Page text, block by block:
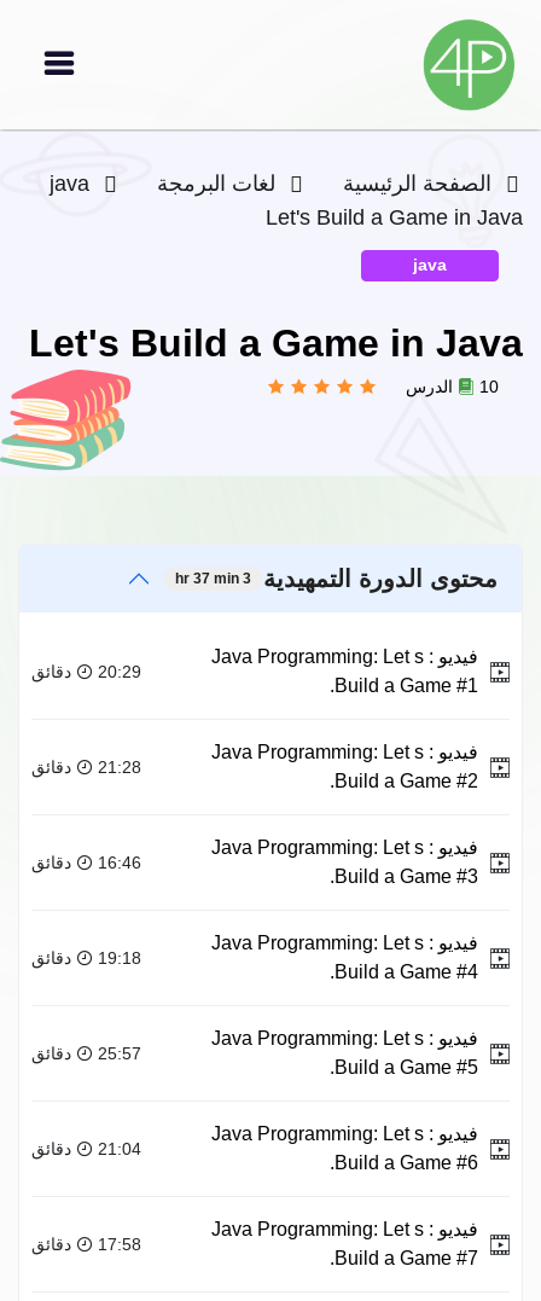
الصفحة الرئيسية لغات البرمجة
java
Let's Build a Game in Java
java
Let's Build a Game in Java
10 الدرس
محتوى الدورة التمهيدية 3 hr 37 min
فيديو : Java Programming: Let s
Build a Game #1.
20:29 دقائق
فيديو : Java Programming: Let s
Build a Game #2.
21:28 دقائق
فيديو : Java Programming: Let s
Build a Game #3.
16:46 دقائق
فيديو : Java Programming: Let s
Build a Game #4.
19:18 دقائق
فيديو : Java Programming: Let s
Build a Game #5.
25:57 دقائق
فيديو : Java Programming: Let s
Build a Game #6.
21:04 دقائق
فيديو : Java Programming: Let s
Build a Game #7.
17:58 دقائق